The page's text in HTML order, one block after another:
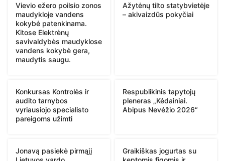
Vievio ežero poilsio zonos
maudykloje vandens
kokybė patenkinama.
Kitose Elektrėnų
savivaldybės maudyklose
vandens kokybė gera,
maudytis saugu.
Ažytėnų tilto statybvietėje
– akivaizdūs pokyčiai
Konkursas Kontrolės ir
audito tarnybos
vyriausiojo specialisto
pareigoms užimti
Respublikinis tapytojų
pleneras „Kėdainiai.
Abipus Nevėžio 2026“
Jonavą pasiekė pirmąjį
Graikiškas jogurtas su